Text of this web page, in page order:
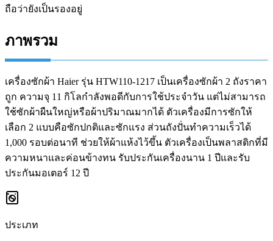
ถือว่ายังเป็นรองอยู่
ภาพรวม
เครื่องซักผ้า Haier รุ่น HTW110-1217 เป็นเครื่องซักผ้า 2 ถังราคา
ถูก ความจุ 11 กิโลกำลังพอดีกับการใช้ประจำวัน แต่ไม่สามารถ
ใช้ซักผ้าผืนใหญ่หรือผ้าปริมาณมากได้ ตัวเครื่องมีการซักให้
เลือก 2 แบบคือซักปกติและซักแรง ส่วนถังปั่นทำความเร็วได้
1,000 รอบต่อนาที ช่วยให้ผ้าแห้งไว้ขึ้น ตัวเครื่องเป็นพลาสติกที่มี
ความหนาและค่อนข้างทน รับประกันเครื่องนาน 1 ปีและรับ
ประกันมอเตอร์ 12 ปี
ประเภท